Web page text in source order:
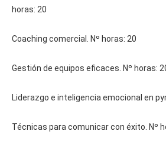
horas: 20
Coaching comercial. Nº horas: 20
Gestión de equipos eficaces. Nº horas:
Liderazgo e inteligencia emocional en
Técnicas para comunicar con éxito. Nº